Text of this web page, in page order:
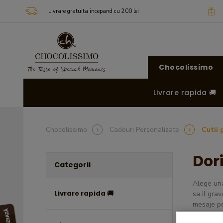
Livrare gratuita incepand cu 200 lei
Chocolissimo
Livrare rapida 🚚
Chocolissimo Cadouri Personalizate Cutii
Categorii
Livrare rapida 🚚
Alege
sa il
mesaje